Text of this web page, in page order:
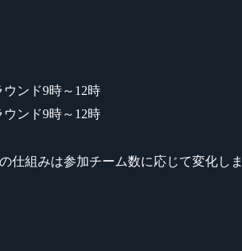
ンド9時～12時
ンド9時～12時
仕組みは参加チーム数に応じて変化しま